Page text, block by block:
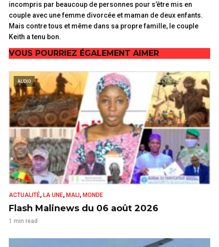
incompris par beaucoup de personnes pour s’être mis en
couple avec une femme divorcée et maman de deux enfants.
Mais contre tous et même dans sa propre famille, le couple
Keith a tenu bon.
VOUS POURRIEZ ÉGALEMENT AIMER
AUDIO
ACTUALITÉ, LA UNE, MALI , MONDE
Flash Malinews du 06 août 2026
1 min read